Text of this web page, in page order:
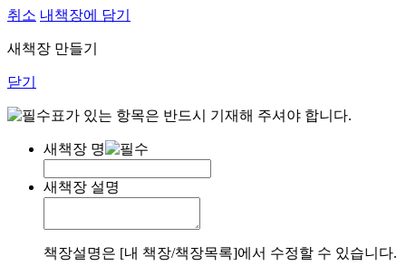
취소 내책장에 담기
새책장 만들기
닫기
표가 있는 항목은 반드시 기재해 주셔야 합니다.
새책장 명
새책장 설명
책장설명은 [내 책장/책장목록]에서 수정할 수 있습니다.